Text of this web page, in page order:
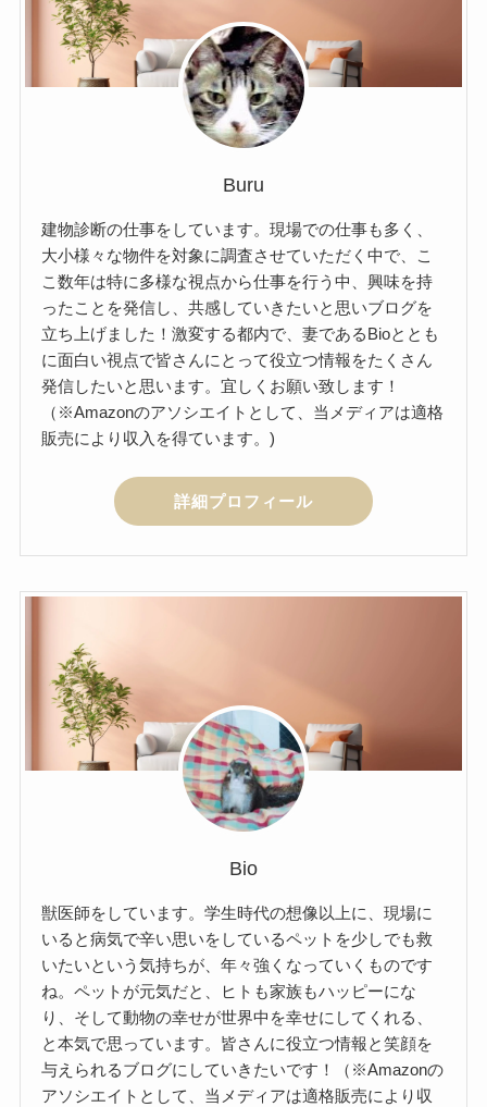
Buru
建物診断の仕事をしています。現場での仕事も多く、
大小様々な物件を対象に調査させていただく中で、こ
こ数年は特に多様な視点から仕事を行う中、興味を持
ったことを発信し、共感していきたいと思いブログを
立ち上げました！激変する都内で、妻であるBioととも
に面白い視点で皆さんにとって役立つ情報をたくさん
発信したいと思います。宜しくお願い致します！
（※Amazonのアソシエイトとして、当メディアは適格
販売により収入を得ています。)
詳細プロフィール
Bio
獣医師をしています。学生時代の想像以上に、現場に
いると病気で辛い思いをしているペットを少しでも救
いたいという気持ちが、年々強くなっていくものです
ね。ペットが元気だと、ヒトも家族もハッピーにな
り、そして動物の幸せが世界中を幸せにしてくれる、
と本気で思っています。皆さんに役立つ情報と笑顔を
与えられるブログにしていきたいです！（※Amazonの
アソシエイトとして、当メディアは適格販売により収